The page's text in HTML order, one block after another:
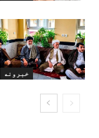
خبرونه